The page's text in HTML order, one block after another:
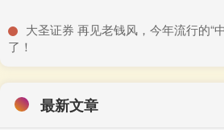
大圣证券 再见老钱风，今年流行的“
了！
最新文章